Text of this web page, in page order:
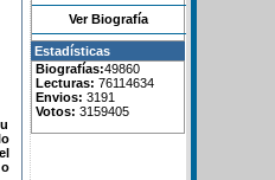
Ver Biografía
Estadísticas
Biografías:49860
Lecturas: 76114634
Envios: 3191
Votos: 3159405